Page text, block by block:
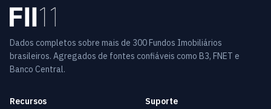
Dados completos sobre mais de 300 Fundos Imobiliários
brasileiros. Agregados de fontes confiáveis como B3, FNET e
Banco Central.
Recursos Suporte